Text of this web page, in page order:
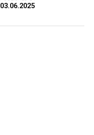
03.06.2025